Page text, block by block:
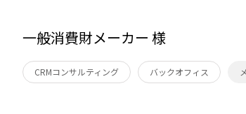
一般消費財メーカー 様
CRMコンサルティング バックオフィス